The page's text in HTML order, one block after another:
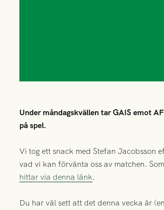
Under måndagskvällen tar GAIS emot
på spel.
Vi tog ett snack med Stefan Jacobsson
vad vi kan förvänta oss av matchen.
hittar via denna länk.
Du har väl sett att det denna vecka är